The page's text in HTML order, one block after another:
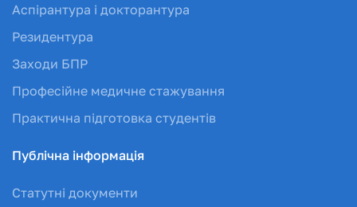
Аспірантура і докторантура
Резидентура
Заходи БПР
Професійне медичне стажування
Практична підготовка студентів
Публічна інформація
Статутні документи